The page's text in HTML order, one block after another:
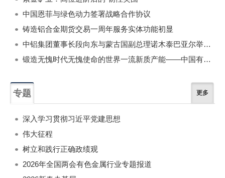
中国恩菲与绿色动力签署战略合作协议
铸造铝合金期货交易一周年服务实体功能初显
中铝集团董事长段向东与蒙古国副总理诺木泰巴亚尔举行会谈
锻造无愧时代无愧使命的世界一流新质产能——中国有色金属工业的战略应对与破局之道（二）
专题 更多
深入学习贯彻习近平党建思想
伟大征程
树立和践行正确政绩观
2026年全国两会有色金属行业专题报道